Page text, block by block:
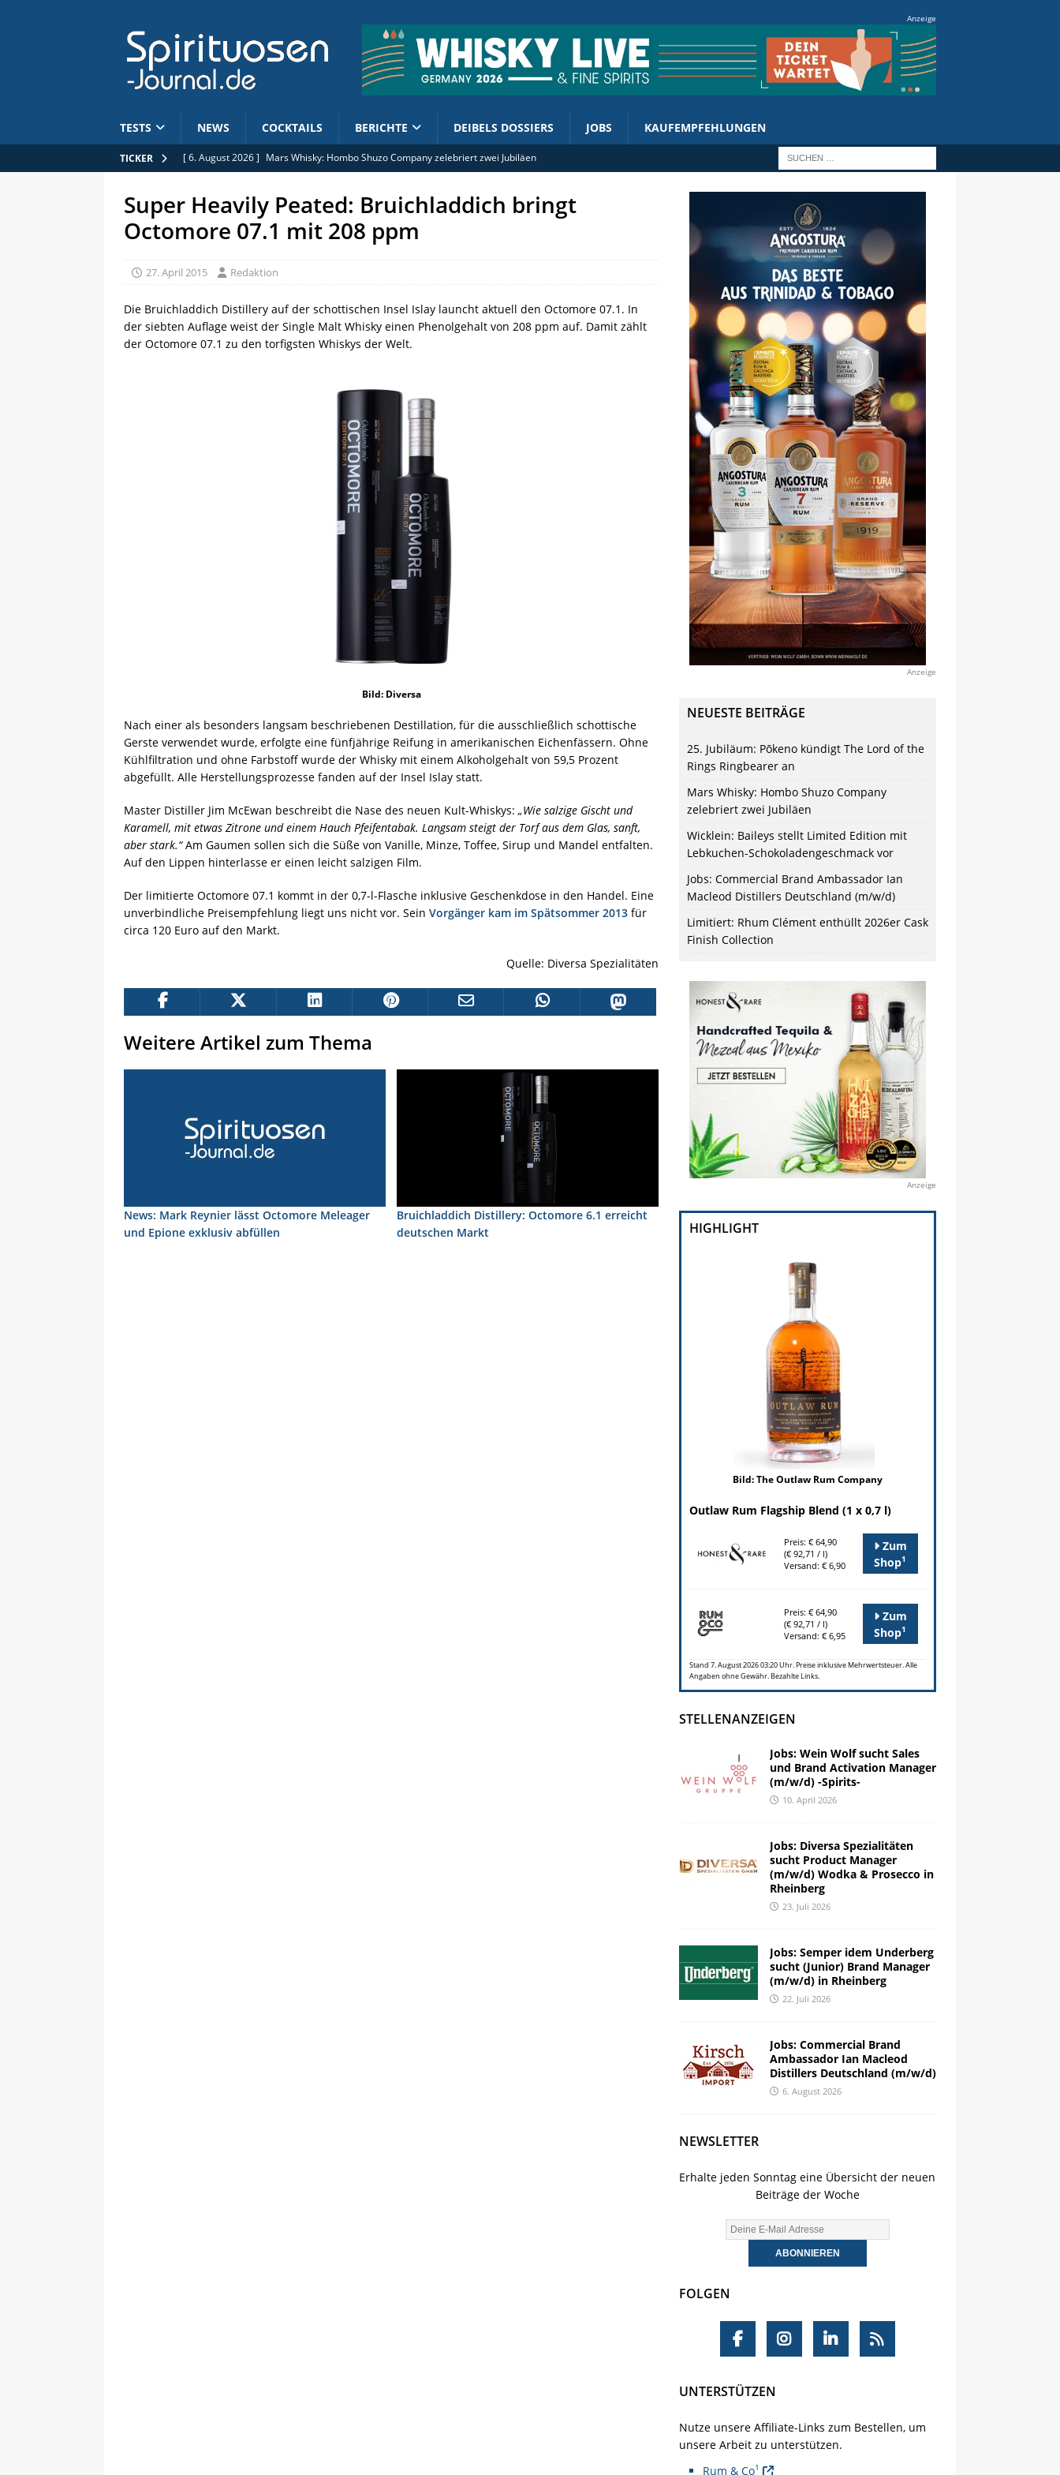
Anzeige
TESTS NEWS COCKTAILS BERICHTE DEIBELS DOSSIERS JOBS KAUFEMPFEHLUNGEN
TICKER [ 6. August 2026 ] Mars Whisky: Hombo Shuzo Company zelebriert zwei Jubiläen
[ 6. August 2026 ] Jobs: Commercial Brand Ambassador Ian Macleod Distillers Deutschland (m/w/d)
[ 5. August 2026 ] Limitiert: Rhum Clément enthüllt 2026er Cask Finish Collection
[ 7. August 2026 ]
Super Heavily Peated: Bruichladdich bringt
Octomore 07.1 mit 208 ppm
27. April 2015 Redaktion
Die Bruichladdich Distillery auf der schottischen Insel Islay launcht aktuell den Octomore 07.1. In
der siebten Auflage weist der Single Malt Whisky einen Phenolgehalt von 208 ppm auf. Damit zählt
der Octomore 07.1 zu den torfigsten Whiskys der Welt.
Bild: Diversa
Nach einer als besonders langsam beschriebenen Destillation, für die ausschließlich schottische
Gerste verwendet wurde, erfolgte eine fünfjährige Reifung in amerikanischen Eichenfässern. Ohne
Kühlfiltration und ohne Farbstoff wurde der Whisky mit einem Alkoholgehalt von 59,5 Prozent
abgefüllt. Alle Herstellungsprozesse fanden auf der Insel Islay statt.
Master Distiller Jim McEwan beschreibt die Nase des neuen Kult-Whiskys: „Wie salzige Gischt und
Karamell, mit etwas Zitrone und einem Hauch Pfeifentabak. Langsam steigt der Torf aus dem Glas, sanft,
aber stark.“Am Gaumen sollen sich die Süße von Vanille, Minze, Toffee, Sirup und Mandel entfalten.
Auf den Lippen hinterlasse er einen leicht salzigen Film.
Der limitierte Octomore 07.1 kommt in der 0,7-l-Flasche inklusive Geschenkdose in den Handel. Eine
unverbindliche Preisempfehlung liegt uns nicht vor. Sein Vorgänger kam im Spätsommer 2013 für
circa 120 Euro auf den Markt.
Quelle: Diversa Spezialitäten
Weitere Artikel zum Thema
News: Mark Reynier lässt Octomore Meleager
und Epione exklusiv abfüllen
Bruichladdich Distillery: Octomore 6.1 erreicht
deutschen Markt
Anzeige
NEUESTE BEITRÄGE
25. Jubiläum: Pōkeno kündigt The Lord of the
Rings Ringbearer an
Mars Whisky: Hombo Shuzo Company
zelebriert zwei Jubiläen
Wicklein: Baileys stellt Limited Edition mit
Lebkuchen-Schokoladengeschmack vor
Jobs: Commercial Brand Ambassador Ian
Macleod Distillers Deutschland (m/w/d)
Limitiert: Rhum Clément enthüllt 2026er Cask
Finish Collection
Anzeige
HIGHLIGHT
Bild: The Outlaw Rum Company
Outlaw Rum Flagship Blend (1 x 0,7 l)
Preis: € 64,90
(€ 92,71 / l)
Versand: € 6,90
Zum
Shop1
Preis: € 64,90
(€ 92,71 / l)
Versand: € 6,95
Zum
Shop1
Stand 7. August 2026 03:20 Uhr. Preise inklusive Mehrwertsteuer. Alle
Angaben ohne Gewähr. Bezahlte Links.
STELLENANZEIGEN
Jobs: Wein Wolf sucht Sales
und Brand Activation Manager
(m/w/d) -Spirits-
10. April 2026
Jobs: Diversa Spezialitäten
sucht Product Manager
(m/w/d) Wodka & Prosecco in
Rheinberg
23. Juli 2026
Jobs: Semper idem Underberg
sucht (Junior) Brand Manager
(m/w/d) in Rheinberg
22. Juli 2026
Jobs: Commercial Brand
Ambassador Ian Macleod
Distillers Deutschland (m/w/d)
6. August 2026
NEWSLETTER
Erhalte jeden Sonntag eine Übersicht der neuen
Beiträge der Woche
FOLGEN
UNTERSTÜTZEN
Nutze unsere Affiliate-Links zum Bestellen, um
unsere Arbeit zu unterstützen.
Rum & Co1